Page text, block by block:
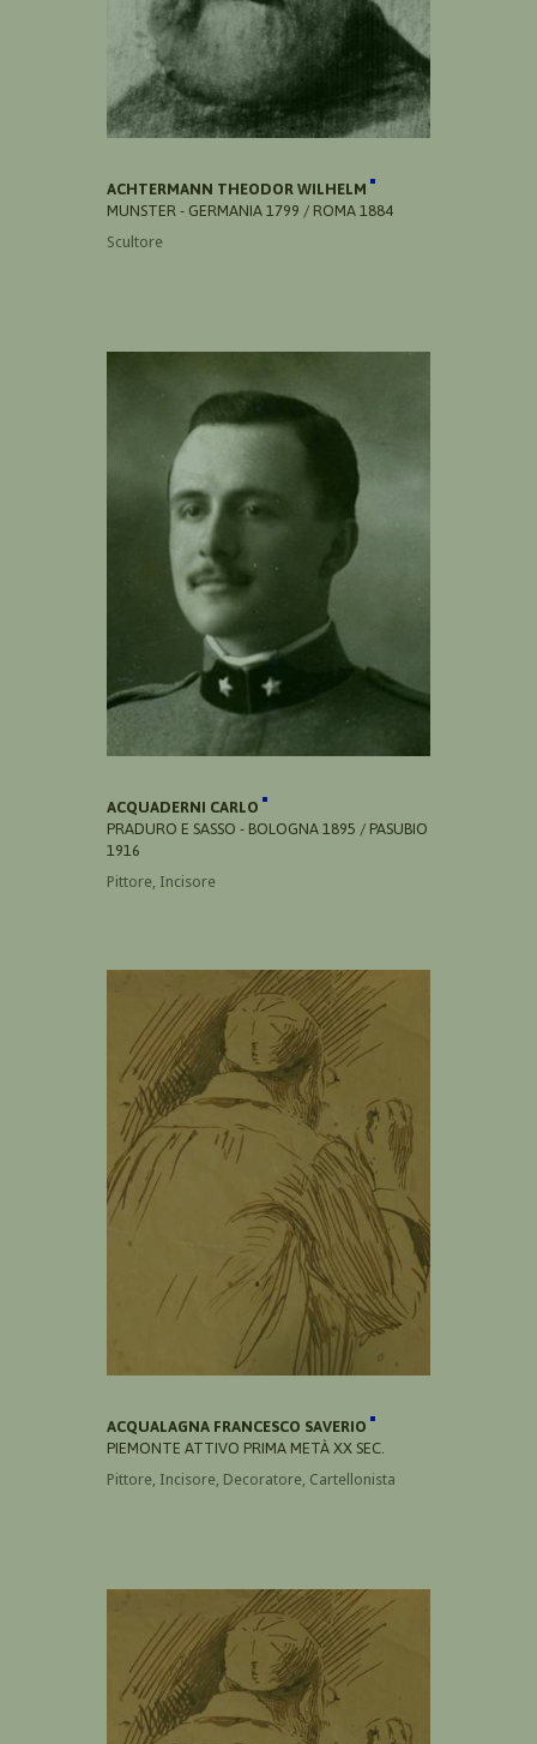
ACHTERMANN THEODOR WILHELM
MUNSTER - GERMANIA 1799 / ROMA 1884
Scultore
ACQUADERNI CARLO
PRADURO E SASSO - BOLOGNA 1895 / PASUBIO
1916
Pittore, Incisore
ACQUALAGNA FRANCESCO SAVERIO
PIEMONTE ATTIVO PRIMA METÀ XX SEC.
Pittore, Incisore, Decoratore, Cartellonista